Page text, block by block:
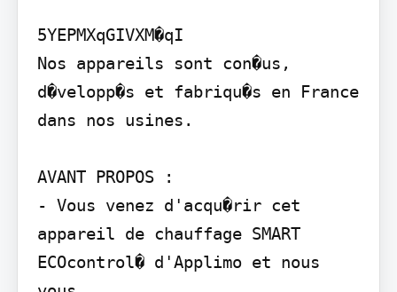
5YEPMXqGIVXM�qI
Nos appareils sont con�us,
d�velopp�s et fabriqu�s en France
dans nos usines.
AVANT PROPOS :
- Vous venez d'acqu�rir cet
appareil de chauffage SMART
ECOcontrol� d'Applimo et nous